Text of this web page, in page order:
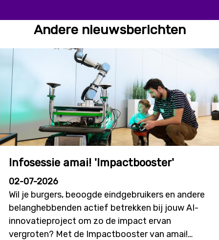
Andere nieuwsberichten
Infosessie amai! 'Impactbooster'
02-07-2026
Wil je burgers, beoogde eindgebruikers en andere
belanghebbenden actief betrekken bij jouw AI-
innovatieproject om zo de impact ervan
vergroten? Met de Impactbooster van amai!